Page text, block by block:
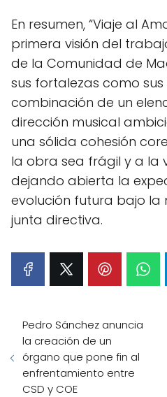
En resumen, “Viaje al
primera visión del
de la Comunidad de
sus fortalezas como sus
combinación de un
dirección musical
una sólida cohesión
la obra sea frágil y a la
dejando abierta la
evolución futura bajo la
junta directiva.
Pedro Sánchez anuncia
la creación de un
órgano que pone fin al
enfrentamiento entre
CSD y COE